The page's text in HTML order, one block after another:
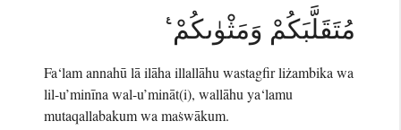
مُتَقَلَّبَكُمْ وَمَثْوٰىكُمْ ࣖ
Fa‘lam annahū lā ilāha illallāhu wastagfir liżambika wa
lil-u’minīna wal-u’mināt(i), wallāhu ya‘lamu
mutaqallabakum wa maṡwākum.